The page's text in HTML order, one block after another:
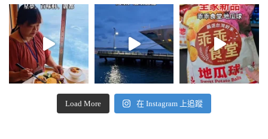
Load More 在 Instagram 上追蹤